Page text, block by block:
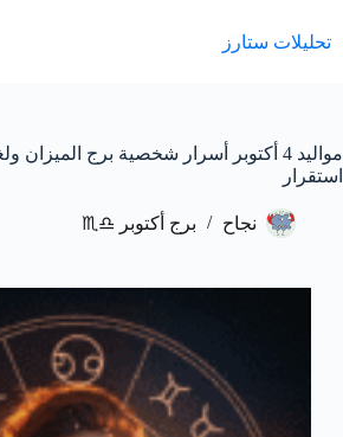
المحتوى
تحليلات ستارز
استقرار
نجاح برج أكتوبر ♎♏